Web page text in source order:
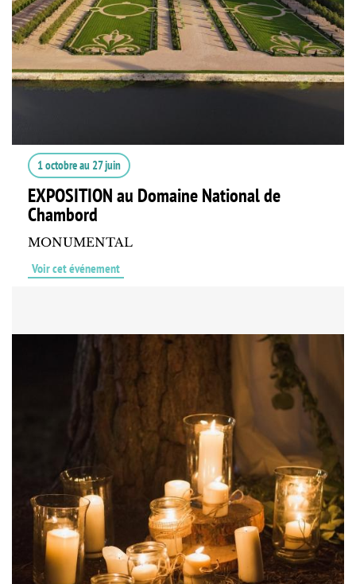
1 octobreau 27 juin
EXPOSITION au Domaine National de
Chambord
MONUMENTAL
Voir cet événement